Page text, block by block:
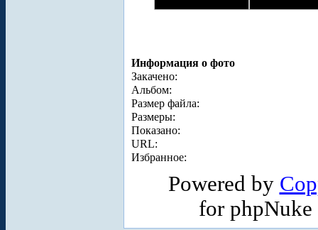
Информация о фото
Закачено:
Альбом:
Размер файла:
Размеры:
Показано:
URL:
Избранное:
Powered by
for